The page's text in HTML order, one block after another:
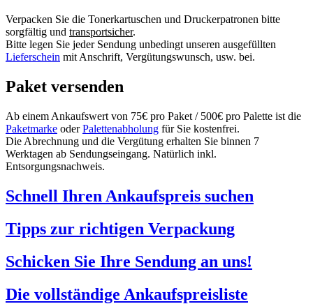
Verpacken Sie die Tonerkartuschen und Druckerpatronen bitte
sorgfältig und transportsicher.
Bitte legen Sie jeder Sendung unbedingt unseren ausgefüllten
Lieferschein mit Anschrift, Vergütungswunsch, usw. bei.
Paket versenden
Ab einem Ankaufswert von 75€ pro Paket / 500€ pro Palette ist die
Paketmarke oderPalettenabholung für Sie kostenfrei.
Die Abrechnung und die Vergütung erhalten Sie binnen 7
Werktagen ab Sendungseingang. Natürlich inkl.
Entsorgungsnachweis.
Schnell Ihren Ankaufspreis suchen
Tipps zur richtigen Verpackung
Schicken Sie Ihre Sendung an uns!
Die vollständige Ankaufspreisliste